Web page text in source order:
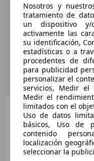
Nosotros y
tratamiento de
un dispositivo
activamente las
su identificación,
estadísticas o a
procedentes de
para publicidad
personalizar el
servicios, Medir
Medir el
limitados con el
Uso de datos
básicos, Uso de
contenido
localización
seleccionar la